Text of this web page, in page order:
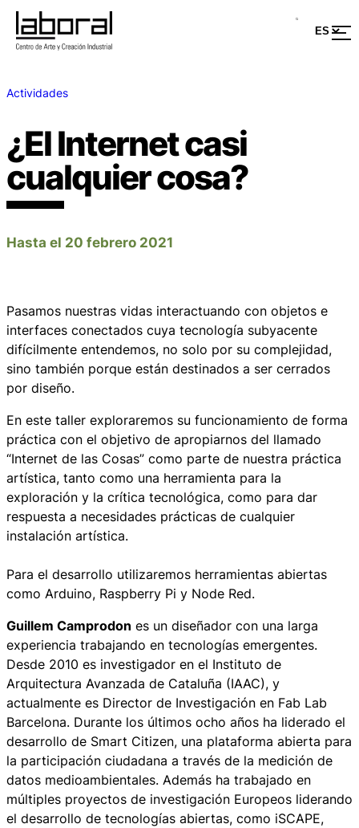
Actividades
¿El Internet casi
cualquier cosa?
Hasta el 20 febrero 2021
Pasamos nuestras vidas interactuando con objetos e
interfaces conectados cuya tecnología subyacente
difícilmente entendemos, no solo por su complejidad,
sino también porque están destinados a ser cerrados
por diseño.
En este taller exploraremos su funcionamiento de forma
práctica con el objetivo de apropiarnos del llamado
“Internet de las Cosas” como parte de nuestra práctica
artística, tanto como una herramienta para la
exploración y la crítica tecnológica, como para dar
respuesta a necesidades prácticas de cualquier
instalación artística.
Para el desarrollo utilizaremos herramientas abiertas
como Arduino, Raspberry Pi y Node Red.
Guillem Camprodon es un diseñador con una larga
experiencia trabajando en tecnologías emergentes.
Desde 2010 es investigador en el Instituto de
Arquitectura Avanzada de Cataluña (IAAC), y
actualmente es Director de Investigación en Fab Lab
Barcelona. Durante los últimos ocho años ha liderado el
desarrollo de Smart Citizen, una plataforma abierta para
la participación ciudadana a través de la medición de
datos medioambientales. Además ha trabajado en
múltiples proyectos de investigación Europeos liderando
el desarrollo de tecnologías abiertas, como iSCAPE,